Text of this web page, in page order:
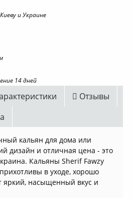
и Украине
14 дней
Отзывы
кальян для дома или
дизайн и отличная цена - это
Кальяны Sherif Fawzy
в уходе, хорошо
насыщенный вкус и